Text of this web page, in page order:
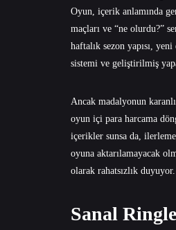
Oyun, içerik anlamında
maçları ve “ne olurdu?”
haftalık sezon yapısı,
sistemi ve geliştirilmiş
Ancak madalyonun
oyun içi para harcama
içerikler sunsa da,
oyuna aktarılamayacak
olarak rahatsızlık duyuyor.
Sanal